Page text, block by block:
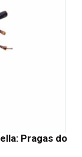
Pragas do